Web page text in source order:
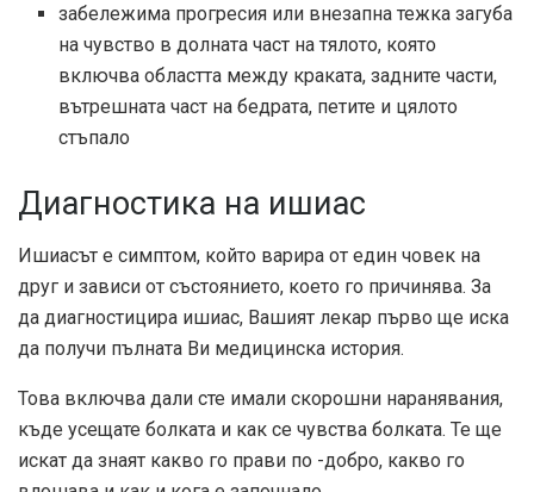
забележима прогресия или внезапна тежка загуба
на чувство в долната част на тялото, която
включва областта между краката, задните части,
вътрешната част на бедрата, петите и цялото
стъпало
Диагностика на ишиас
Ишиасът е симптом, който варира от един човек на
друг и зависи от състоянието, което го причинява. За
да диагностицира ишиас, Вашият лекар първо ще иска
да получи пълната Ви медицинска история.
Това включва дали сте имали скорошни наранявания,
къде усещате болката и как се чувства болката. Те ще
искат да знаят какво го прави по -добро, какво го